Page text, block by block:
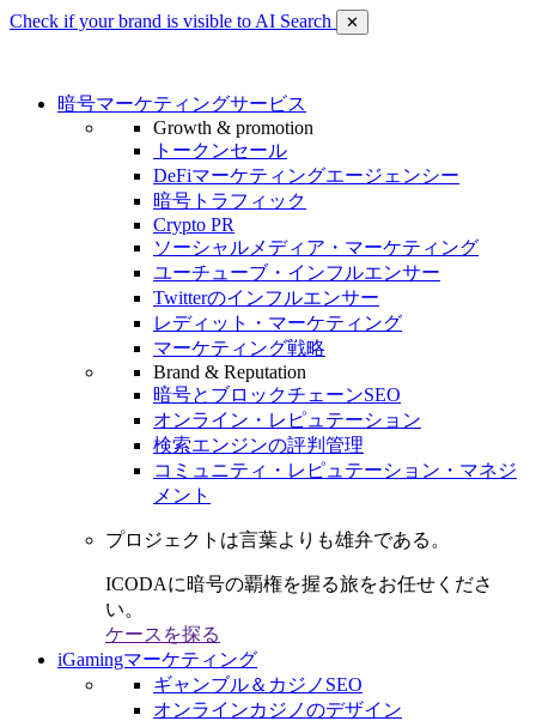
Check if your brand is visible to AI Search ✕
暗号マーケティングサービス
Growth & promotion
トークンセール
DeFiマーケティングエージェンシー
暗号トラフィック
Crypto PR
ソーシャルメディア・マーケティング
ユーチューブ・インフルエンサー
Twitterのインフルエンサー
レディット・マーケティング
マーケティング戦略
Brand & Reputation
暗号とブロックチェーンSEO
オンライン・レピュテーション
検索エンジンの評判管理
コミュニティ・レピュテーション・マネジ
メント
プロジェクトは言葉よりも雄弁である。
ICODAに暗号の覇権を握る旅をお任せくださ
い。
ケースを探る
iGamingマーケティング
ギャンブル＆カジノSEO
オンラインカジノのデザイン